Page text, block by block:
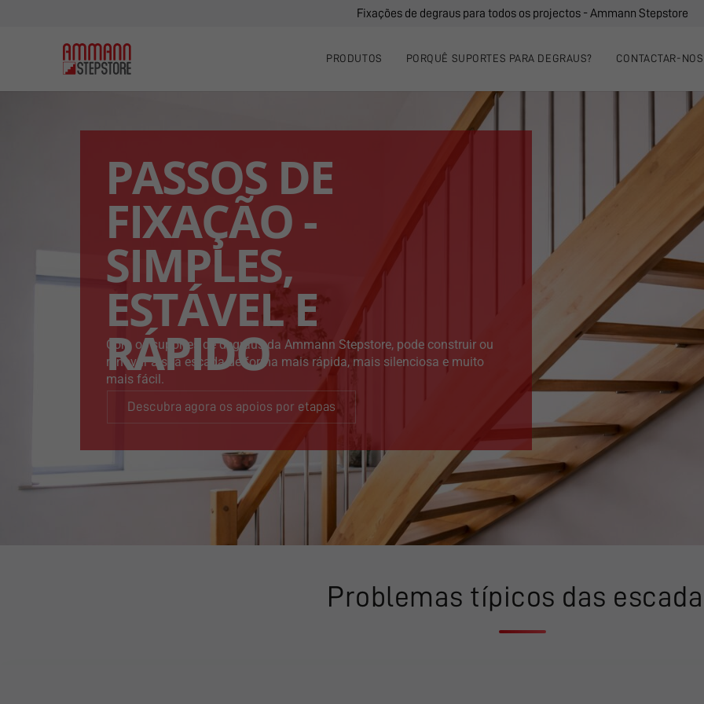
Fixações de degraus para todos os projectos - Ammann Stepstore
PRODUTOS PORQUÊ SUPORTES PARA DEGRAUS? CONTACTAR-NOS
PASSOS DE
FIXAÇÃO -
SIMPLES,
ESTÁVEL E
RÁPIDO
Com os suportes de degraus da Ammann Stepstore, pode construir ou
renovar a sua escada de forma mais rápida, mais silenciosa e muito
mais fácil.
Descubra agora os apoios por etapas
Problemas típicos das